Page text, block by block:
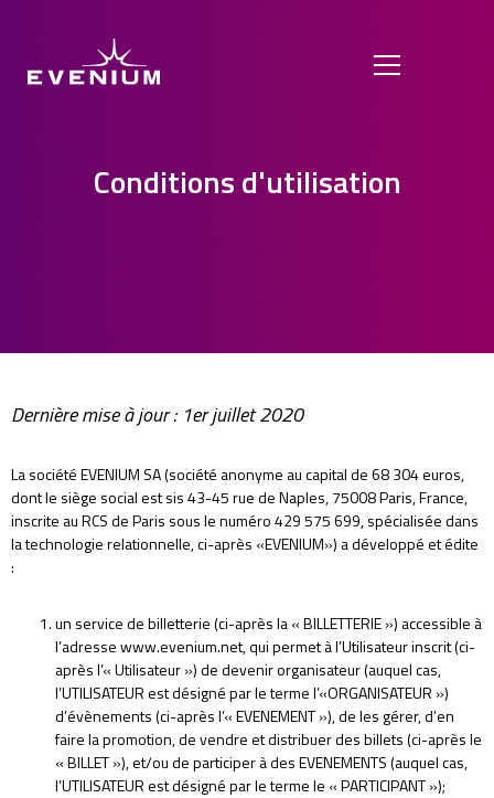
Conditions d'utilisation
Dernière mise à jour :1er juillet 2020
La société EVENIUM SA (société anonyme au capital de 68 304 euros,
dont le siège social est sis 43-45 rue de Naples, 75008 Paris, France,
inscrite au RCS de Paris sous le numéro 429 575 699, spécialisée dans
la technologie relationnelle, ci-après «EVENIUM») a développé et édite
:
un service de billetterie (ci-après la « BILLETTERIE ») accessible à
l’adresse www.evenium.net, qui permet à l’Utilisateur inscrit (ci-
après l’« Utilisateur ») de devenir organisateur (auquel cas,
l’UTILISATEUR est désigné par le terme l’«ORGANISATEUR »)
d’évènements (ci-après l’« EVENEMENT »), de les gérer, d’en
faire la promotion, de vendre et distribuer des billets (ci-après le
« BILLET »), et/ou de participer à des EVENEMENTS (auquel cas,
l’UTILISATEUR est désigné par le terme le « PARTICIPANT »);